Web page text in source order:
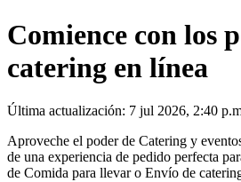
Comience con los
catering en línea
Última actualización: 7 jul 2026, 2:40
Aproveche el poder de Catering y
de una experiencia de pedido perfecta
de Comida para llevar o Envío de